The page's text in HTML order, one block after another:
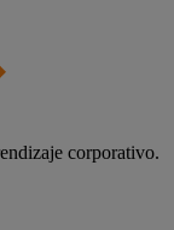
corporativo.